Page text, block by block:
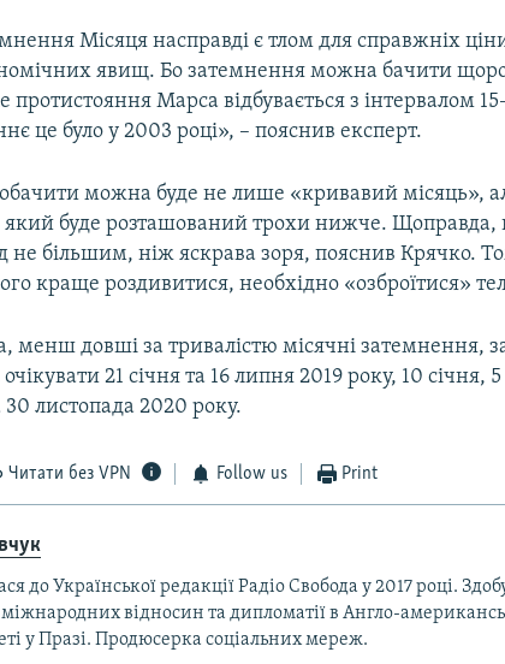
Місяця насправді є тлом для справжніх
явищ. Бо затемнення можна бачити
протистояння Марса відбувається з інтервалом
це було у 2003 році», – пояснив експерт.
можна буде не лише «кривавий місяць»,
буде розташований трохи нижче. Щоправда,
не більшим, ніж яскрава зоря, пояснив Крячко.
краще роздивитися, необхідно «озброїтися»
менш довші за тривалістю місячні затемнення,
21 січня та 16 липня 2019 року, 10 січня, 5
листопада 2020 року.
Читати без VPN Follow us Print
до Української редакції Радіо Свобода у 2017 році.
міжнародних відносин та дипломатії в Англо-
у Празі. Продюсерка соціальних мереж.